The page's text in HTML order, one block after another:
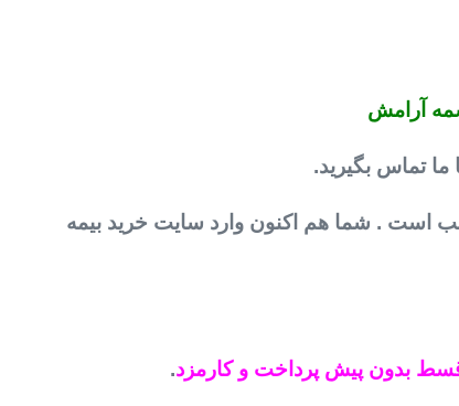
آرامش
ما تماس بگیرید.
است . شما هم اکنون وارد سایت خرید بیمه
.